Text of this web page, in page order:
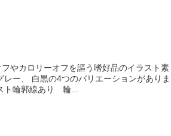
やカロリーオフを謳う嗜好品のイラスト素
ー、 白黒の4つのバリエーションがありま
ト輪郭線あり 輪...